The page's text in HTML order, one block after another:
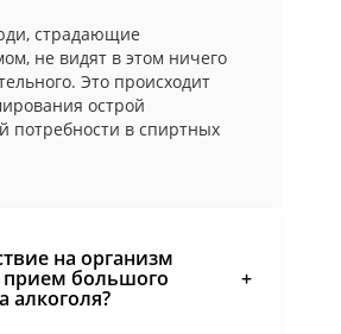
страдающие
не видят в этом ничего
Это происходит
острой
потребности в спиртных
на организм
прием большого
алкоголя?